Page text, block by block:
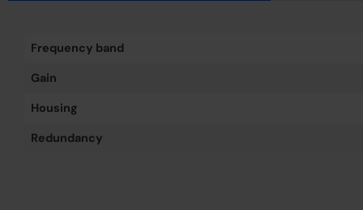
Frequency band
Gain
Housing
Redundancy